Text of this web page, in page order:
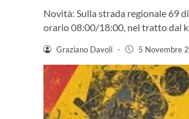
Novità: Sulla strada regionale 69
orario 08:00/18:00, nel tratto dal
Graziano Davoli - 5 Novembre